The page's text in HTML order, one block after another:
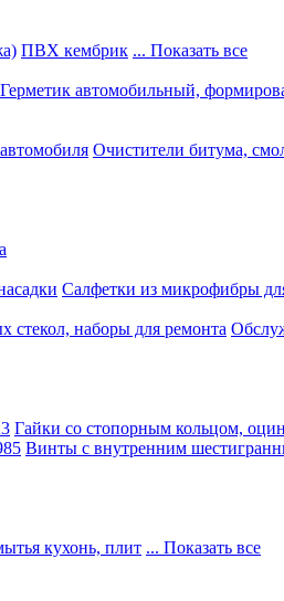
ПВХ кембрик ... Показать все
Герметик автомобильный,
Очистители битума,
Салфетки из микрофибры
стекол, наборы для ремонта
Гайки со стопорным кольцом,
Винты с внутренним
кухонь, плит ... Показать все